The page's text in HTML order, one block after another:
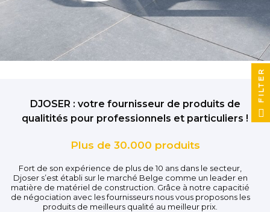
DJOSER : votre fournisseur de produits de
qualitités pour professionnels et particuliers !
Plus de 30.000 produits
Fort de son expérience de plus de 10 ans dans le secteur,
Djoser s’est établi sur le marché Belge comme un leader en
matière de matériel de construction. Grâce à notre capacitié
de négociation avec les fournisseurs nous vous proposons les
produits de meilleurs qualité au meilleur prix.
FILTER